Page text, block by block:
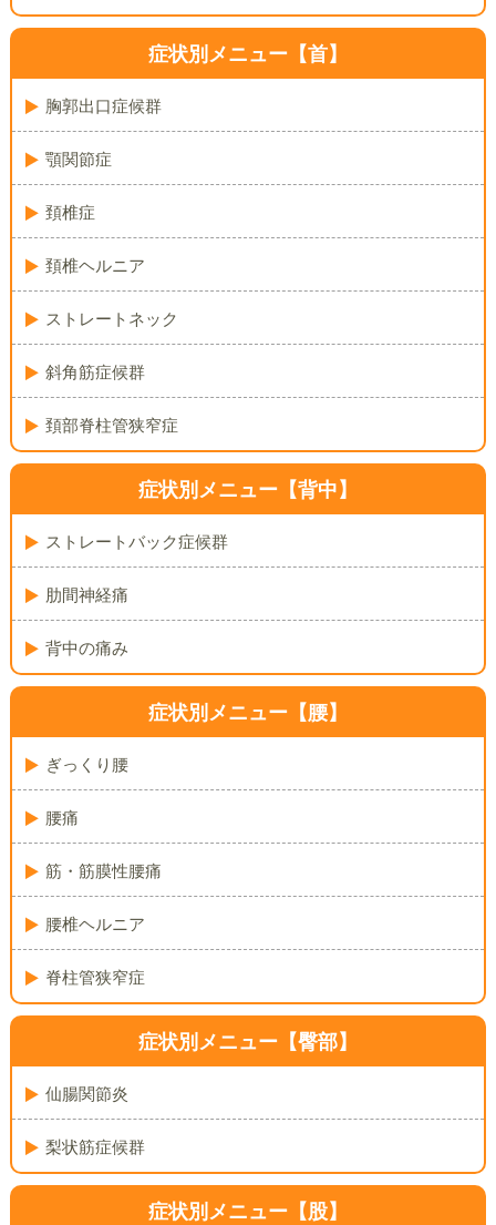
症状別メニュー【首】
胸郭出口症候群
顎関節症
頚椎症
頚椎ヘルニア
ストレートネック
斜角筋症候群
頚部脊柱管狭窄症
症状別メニュー【背中】
ストレートバック症候群
肋間神経痛
背中の痛み
症状別メニュー【腰】
ぎっくり腰
腰痛
筋・筋膜性腰痛
腰椎ヘルニア
脊柱管狭窄症
症状別メニュー【臀部】
仙腸関節炎
梨状筋症候群
症状別メニュー【股】